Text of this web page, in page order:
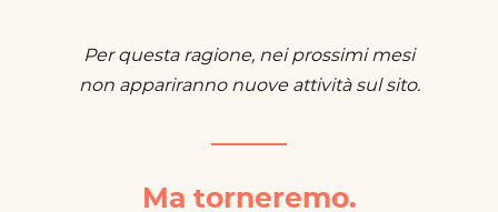
Per questa ragione, nei prossimi mesi
non appariranno nuove attività sul sito.
Ma torneremo.